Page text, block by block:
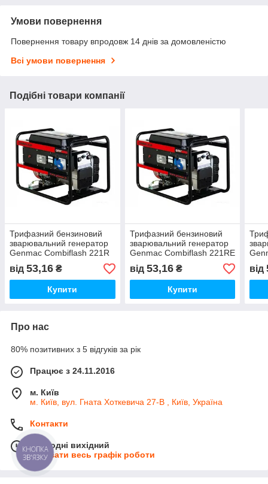
Умови повернення
Повернення товару впродовж 14 днів за домовленістю
Всі умови повернення
Подібні товари компанії
Трифазний бензиновий
зварювальний генератор
Genmac Combiflash 221R
(6,5 кВа)
від 53,16 ₴
Купити
Трифазний бензиновий
зварювальний генератор
Genmac Combiflash 221RE
(6,5 кВа)
від 53,16₴
Купити
(9
від
Про нас
80% позитивних з 5 відгуків за рік
Працює з 24.11.2016
м. Київ
м. Київ, вул. Гната Хоткевича 27-В , Київ, Україна
Контакти
Сьогодні вихідний
Показати весь графік роботи
КНОПКА
ЗВ'ЯЗКУ